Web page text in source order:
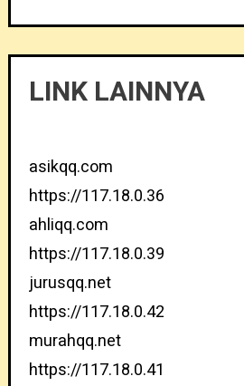
LINK LAINNYA
asikqq.com
https://117.18.0.36
ahliqq.com
https://117.18.0.39
jurusqq.net
https://117.18.0.42
murahqq.net
https://117.18.0.41